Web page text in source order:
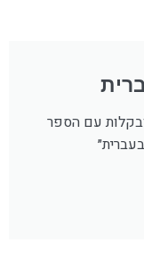
עם הספר